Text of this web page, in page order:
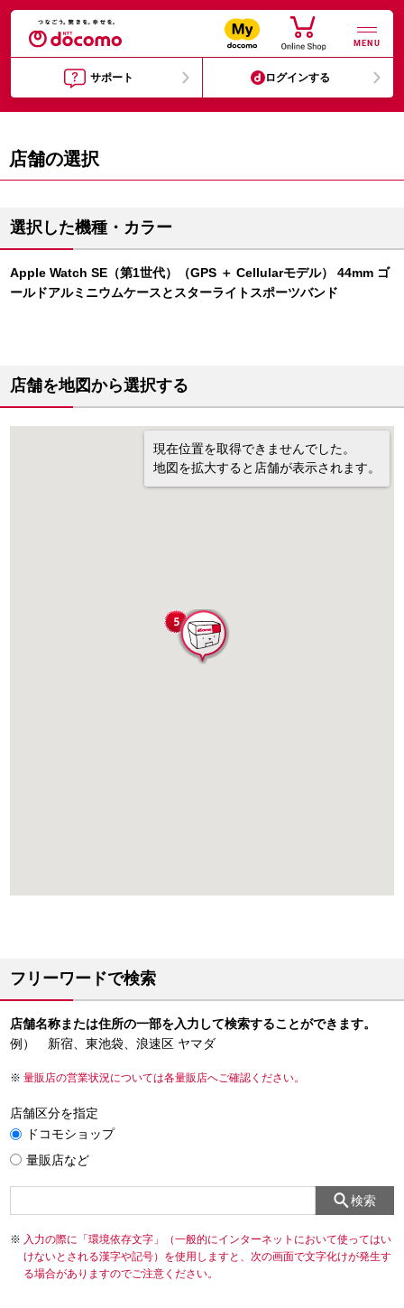
MENU
サポート ログインする
店舗の選択
選択した機種・カラー
Apple Watch SE（第1世代）（GPS ＋ Cellularモデル） 44mm ゴ
ールドアルミニウムケースとスターライトスポーツバンド
店舗を地図から選択する
現在位置を取得できませんでした。
地図を拡大すると店舗が表示されます。
フリーワードで検索
店舗名称または住所の一部を入力して検索することができます。
例） 新宿、東池袋、浪速区 ヤマダ
量販店の営業状況については各量販店へご確認ください。
店舗区分を指定
ドコモショップ
量販店など
検索
入力の際に「環境依存文字」（一般的にインターネットにおいて使ってはい
けないとされる漢字や記号）を使用しますと、次の画面で文字化けが発生す
る場合がありますのでご注意ください。